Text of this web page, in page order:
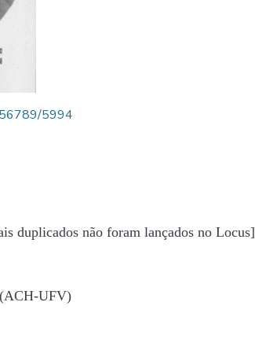
5994
duplicados não foram lançados no Locus]
UFV)